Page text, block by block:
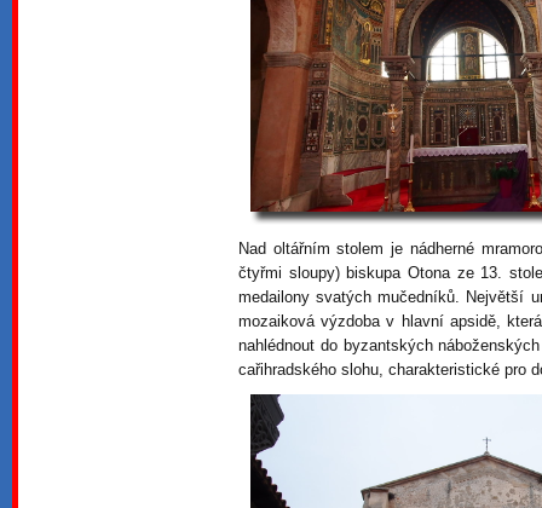
Nad oltářním stolem je nádherné
čtyřmi sloupy) biskupa Otona ze 13.
medailony svatých mučedníků. Největší
mozaiková výzdoba v hlavní apsidě,
nahlédnout do byzantských
cařihradského slohu, charakteristické pro